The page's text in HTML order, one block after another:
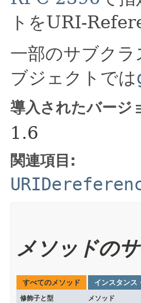
トをURI-
一部のサブクラ
ブジェクトでは
導入されたバージ
1.6
関連項目:
メソッドの
すべてのメソッド インスタンス
修飾子と型 メソッド